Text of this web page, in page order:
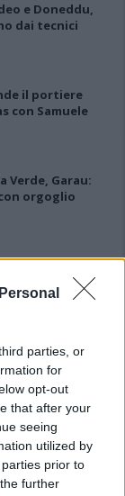
parties, or
for
opt-out
that after your
seeing
utilized by
prior to
further
e Doneddu,
dai tecnici
il portiere
con Samuele
Verde, Garau:
orgoglio
Mancusi